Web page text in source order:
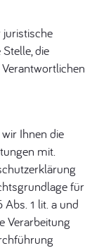
juristische
die
Ihnen die
mit.
für
1 lit. a und
Verarbeitung